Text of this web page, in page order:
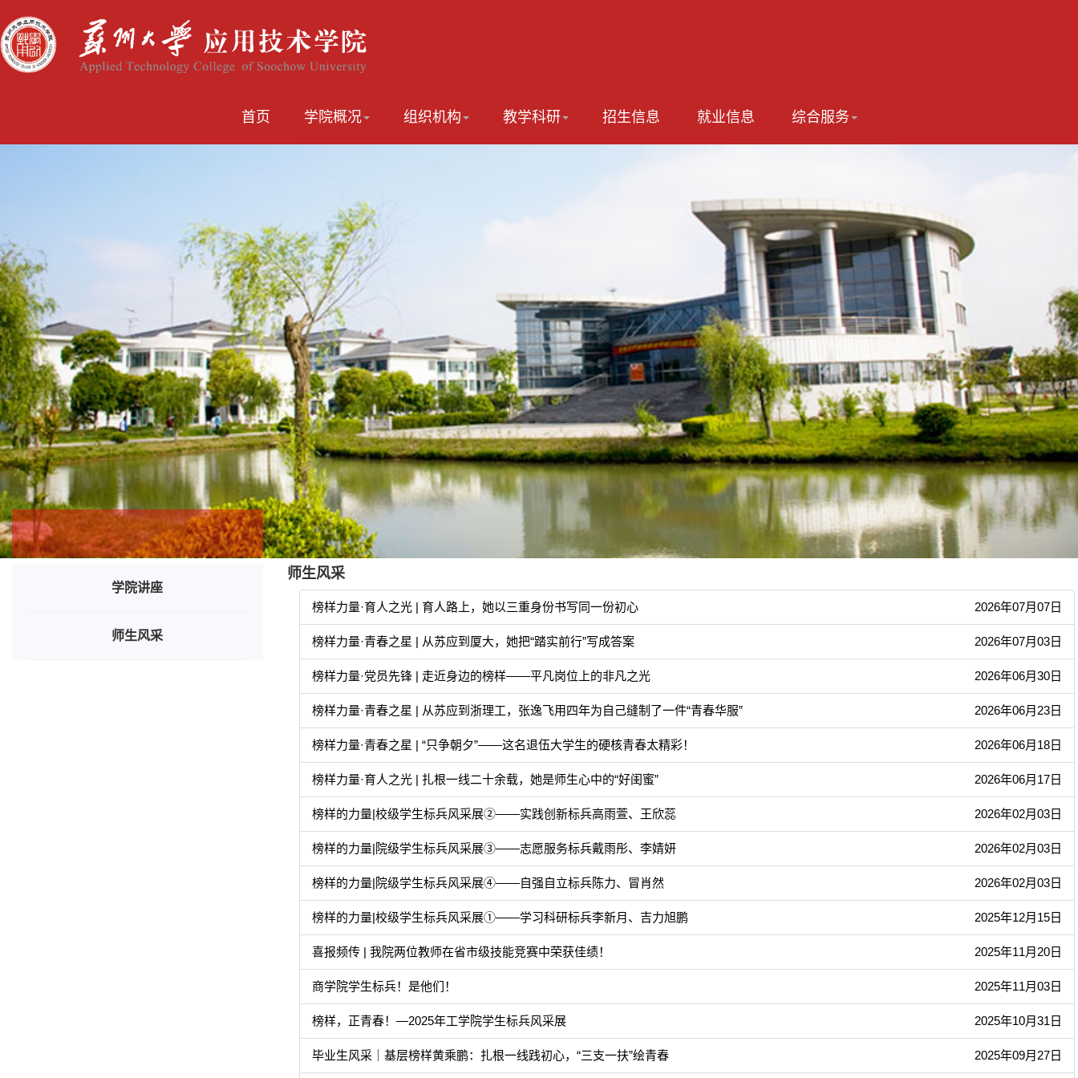
首页 学院概况 组织机构 教学科研 招生信息 就业信息 综合服务
学院讲座
师生风采
师生风采
2026年07月07日
榜样力量·育人之光 | 育人路上，她以三重身份书写同一份初心
2026年07月03日
榜样力量·青春之星 | 从苏应到厦大，她把“踏实前行”写成答案
2026年06月30日
榜样力量·党员先锋 | 走近身边的榜样——平凡岗位上的非凡之光
2026年06月23日
榜样力量·青春之星 | 从苏应到浙理工，张逸飞用四年为自己缝制了一件“青春华服”
2026年06月18日
榜样力量·青春之星 | “只争朝夕”——这名退伍大学生的硬核青春太精彩！
2026年06月17日
榜样力量·育人之光 | 扎根一线二十余载，她是师生心中的“好闺蜜”
2026年02月03日
榜样的力量|校级学生标兵风采展②——实践创新标兵高雨萱、王欣蕊
2026年02月03日
榜样的力量|院级学生标兵风采展③——志愿服务标兵戴雨彤、李婧妍
2026年02月03日
榜样的力量|院级学生标兵风采展④——自强自立标兵陈力、冒肖然
2025年12月15日
榜样的力量|校级学生标兵风采展①——学习科研标兵李新月、吉力旭鹏
2025年11月20日
喜报频传 | 我院两位教师在省市级技能竞赛中荣获佳绩！
2025年11月03日
商学院学生标兵！是他们！
2025年10月31日
榜样，正青春！—2025年工学院学生标兵风采展
2025年09月27日
毕业生风采｜基层榜样黄乘鹏：扎根一线践初心，“三支一扶”绘青春